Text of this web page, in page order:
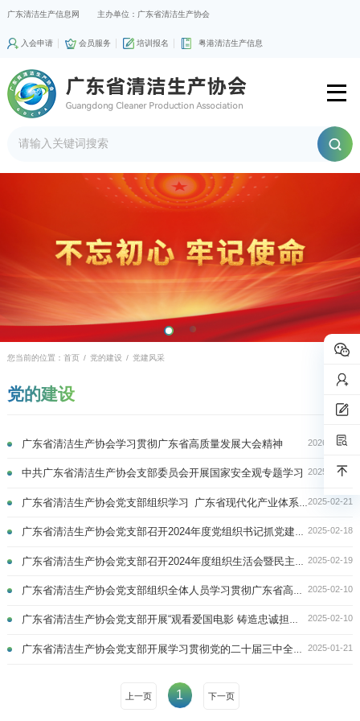
广东清洁生产信息网 主办单位：广东省清洁生产协会
入会申请 会员服务 培训报名 粤港清洁生产信息
您当前的位置： 首页 / 党的建设 / 党建风采
党的建设
2026-02-27
广东省清洁生产协会学习贯彻广东省高质量发展大会精神
2025-04-14
中共广东省清洁生产协会支部委员会开展国家安全观专题学习
2025-02-21
广东省清洁生产协会党支部组织学习 广东省现代化产业体系，助力行业新发展
2025-02-18
广东省清洁生产协会党支部召开2024年度党组织书记抓党建述职评议大会
2025-02-19
广东省清洁生产协会党支部召开2024年度组织生活会暨民主评议党员会议
2025-02-10
广东省清洁生产协会党支部组织全体人员学习贯彻广东省高质量发展大会精神
2025-02-10
广东省清洁生产协会党支部开展“观看爱国电影 铸造忠诚担当”主题党日活动
2025-01-21
广东省清洁生产协会党支部开展学习贯彻党的二十届三中全会精神集中学习活动
上一页 1 下一页